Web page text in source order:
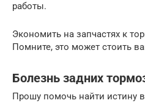
работы.
Экономить на запчастях к
Помните, это может стоить
Болезнь задних
Прошу помочь найти истину